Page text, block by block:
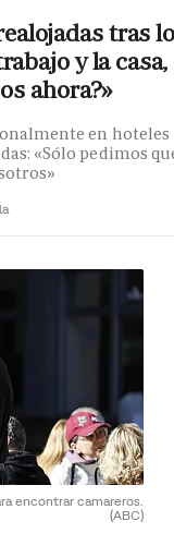
tras
y la casa,
ahora?»
en hoteles
«Sólo pedimos
encontrar camareros.
(ABC)